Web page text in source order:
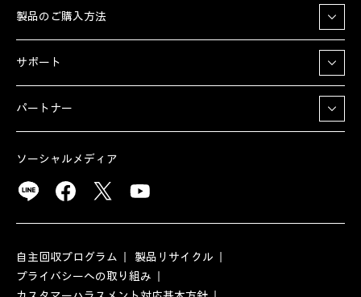
製品のご購入方法
サポート
パートナー
ソーシャルメディア
自主回収プログラム
製品リサイクル
プライバシーへの取り組み